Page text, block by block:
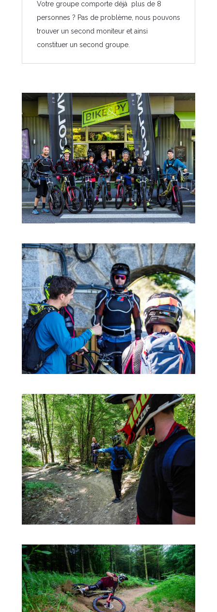
Votre groupe comporte déjà plus de 8
personnes ? Pas de problème, nous pouvons
trouver un second moniteur et ainsi
constituer un second groupe.